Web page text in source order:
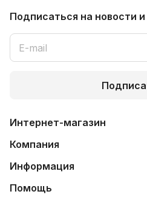
Подписаться на новости
Интернет-магазин
Компания
Информация
Помощь